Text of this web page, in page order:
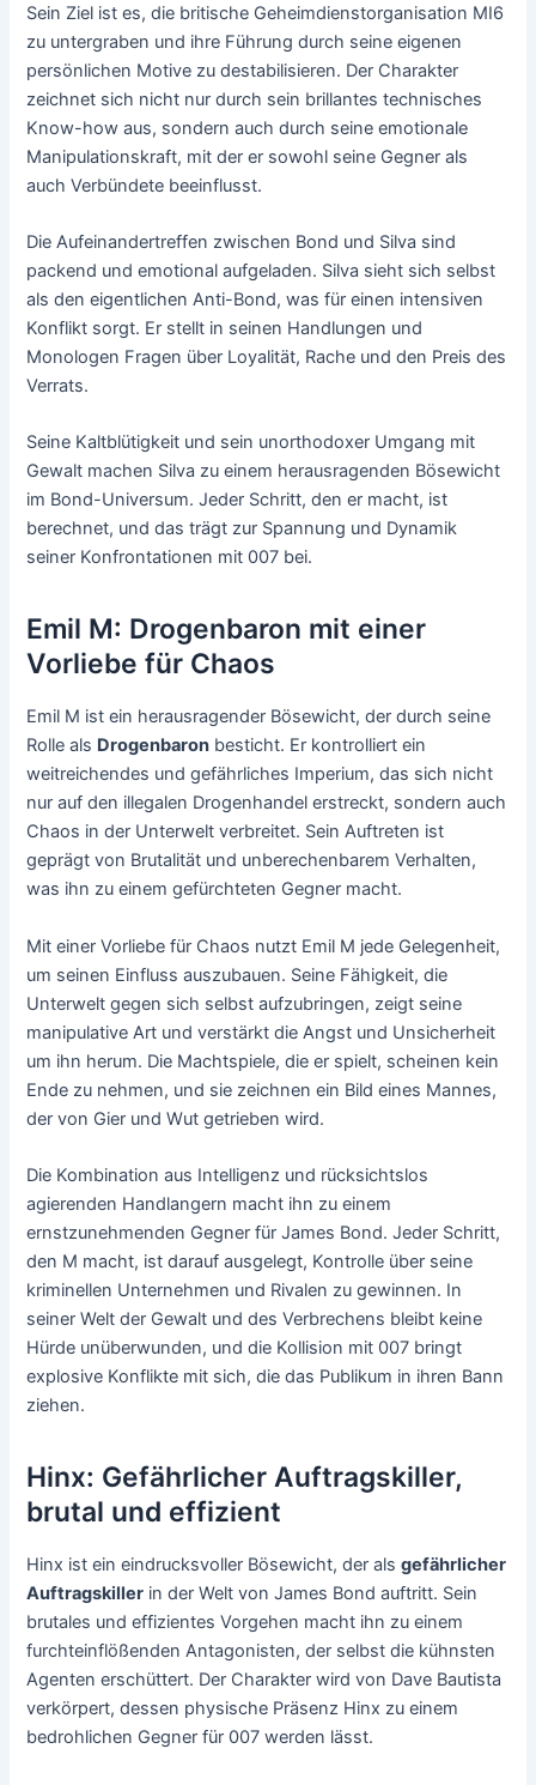
Sein Ziel ist es, die britische Geheimdienstorganisation MI6
zu untergraben und ihre Führung durch seine eigenen
persönlichen Motive zu destabilisieren. Der Charakter
zeichnet sich nicht nur durch sein brillantes technisches
Know-how aus, sondern auch durch seine emotionale
Manipulationskraft, mit der er sowohl seine Gegner als
auch Verbündete beeinflusst.
Die Aufeinandertreffen zwischen Bond und Silva sind
packend und emotional aufgeladen. Silva sieht sich selbst
als den eigentlichen Anti-Bond, was für einen intensiven
Konflikt sorgt. Er stellt in seinen Handlungen und
Monologen Fragen über Loyalität, Rache und den Preis des
Verrats.
Seine Kaltblütigkeit und sein unorthodoxer Umgang mit
Gewalt machen Silva zu einem herausragenden Bösewicht
im Bond-Universum. Jeder Schritt, den er macht, ist
berechnet, und das trägt zur Spannung und Dynamik
seiner Konfrontationen mit 007 bei.
Emil M: Drogenbaron mit einer
Vorliebe für Chaos
Emil M ist ein herausragender Bösewicht, der durch seine
Rolle als Drogenbaron besticht. Er kontrolliert ein
weitreichendes und gefährliches Imperium, das sich nicht
nur auf den illegalen Drogenhandel erstreckt, sondern auch
Chaos in der Unterwelt verbreitet. Sein Auftreten ist
geprägt von Brutalität und unberechenbarem Verhalten,
was ihn zu einem gefürchteten Gegner macht.
Mit einer Vorliebe für Chaos nutzt Emil M jede Gelegenheit,
um seinen Einfluss auszubauen. Seine Fähigkeit, die
Unterwelt gegen sich selbst aufzubringen, zeigt seine
manipulative Art und verstärkt die Angst und Unsicherheit
um ihn herum. Die Machtspiele, die er spielt, scheinen kein
Ende zu nehmen, und sie zeichnen ein Bild eines Mannes,
der von Gier und Wut getrieben wird.
Die Kombination aus Intelligenz und rücksichtslos
agierenden Handlangern macht ihn zu einem
ernstzunehmenden Gegner für James Bond. Jeder Schritt,
den M macht, ist darauf ausgelegt, Kontrolle über seine
kriminellen Unternehmen und Rivalen zu gewinnen. In
seiner Welt der Gewalt und des Verbrechens bleibt keine
Hürde unüberwunden, und die Kollision mit 007 bringt
explosive Konflikte mit sich, die das Publikum in ihren Bann
ziehen.
Hinx: Gefährlicher Auftragskiller,
brutal und effizient
Hinx ist ein eindrucksvoller Bösewicht, der alsgefährlicher
Auftragskiller in der Welt von James Bond auftritt. Sein
brutales und effizientes Vorgehen macht ihn zu einem
furchteinflößenden Antagonisten, der selbst die kühnsten
Agenten erschüttert. Der Charakter wird von Dave Bautista
verkörpert, dessen physische Präsenz Hinx zu einem
bedrohlichen Gegner für 007 werden lässt.